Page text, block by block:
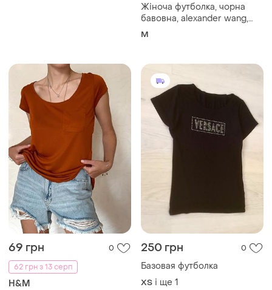
Жіноча футболка, чорна
бавовна, alexander wang,
розмір м
M
69 грн
0
62 грн з 13 серп
H&M
250 грн 0
Базовая футболка
ХS і ще 1